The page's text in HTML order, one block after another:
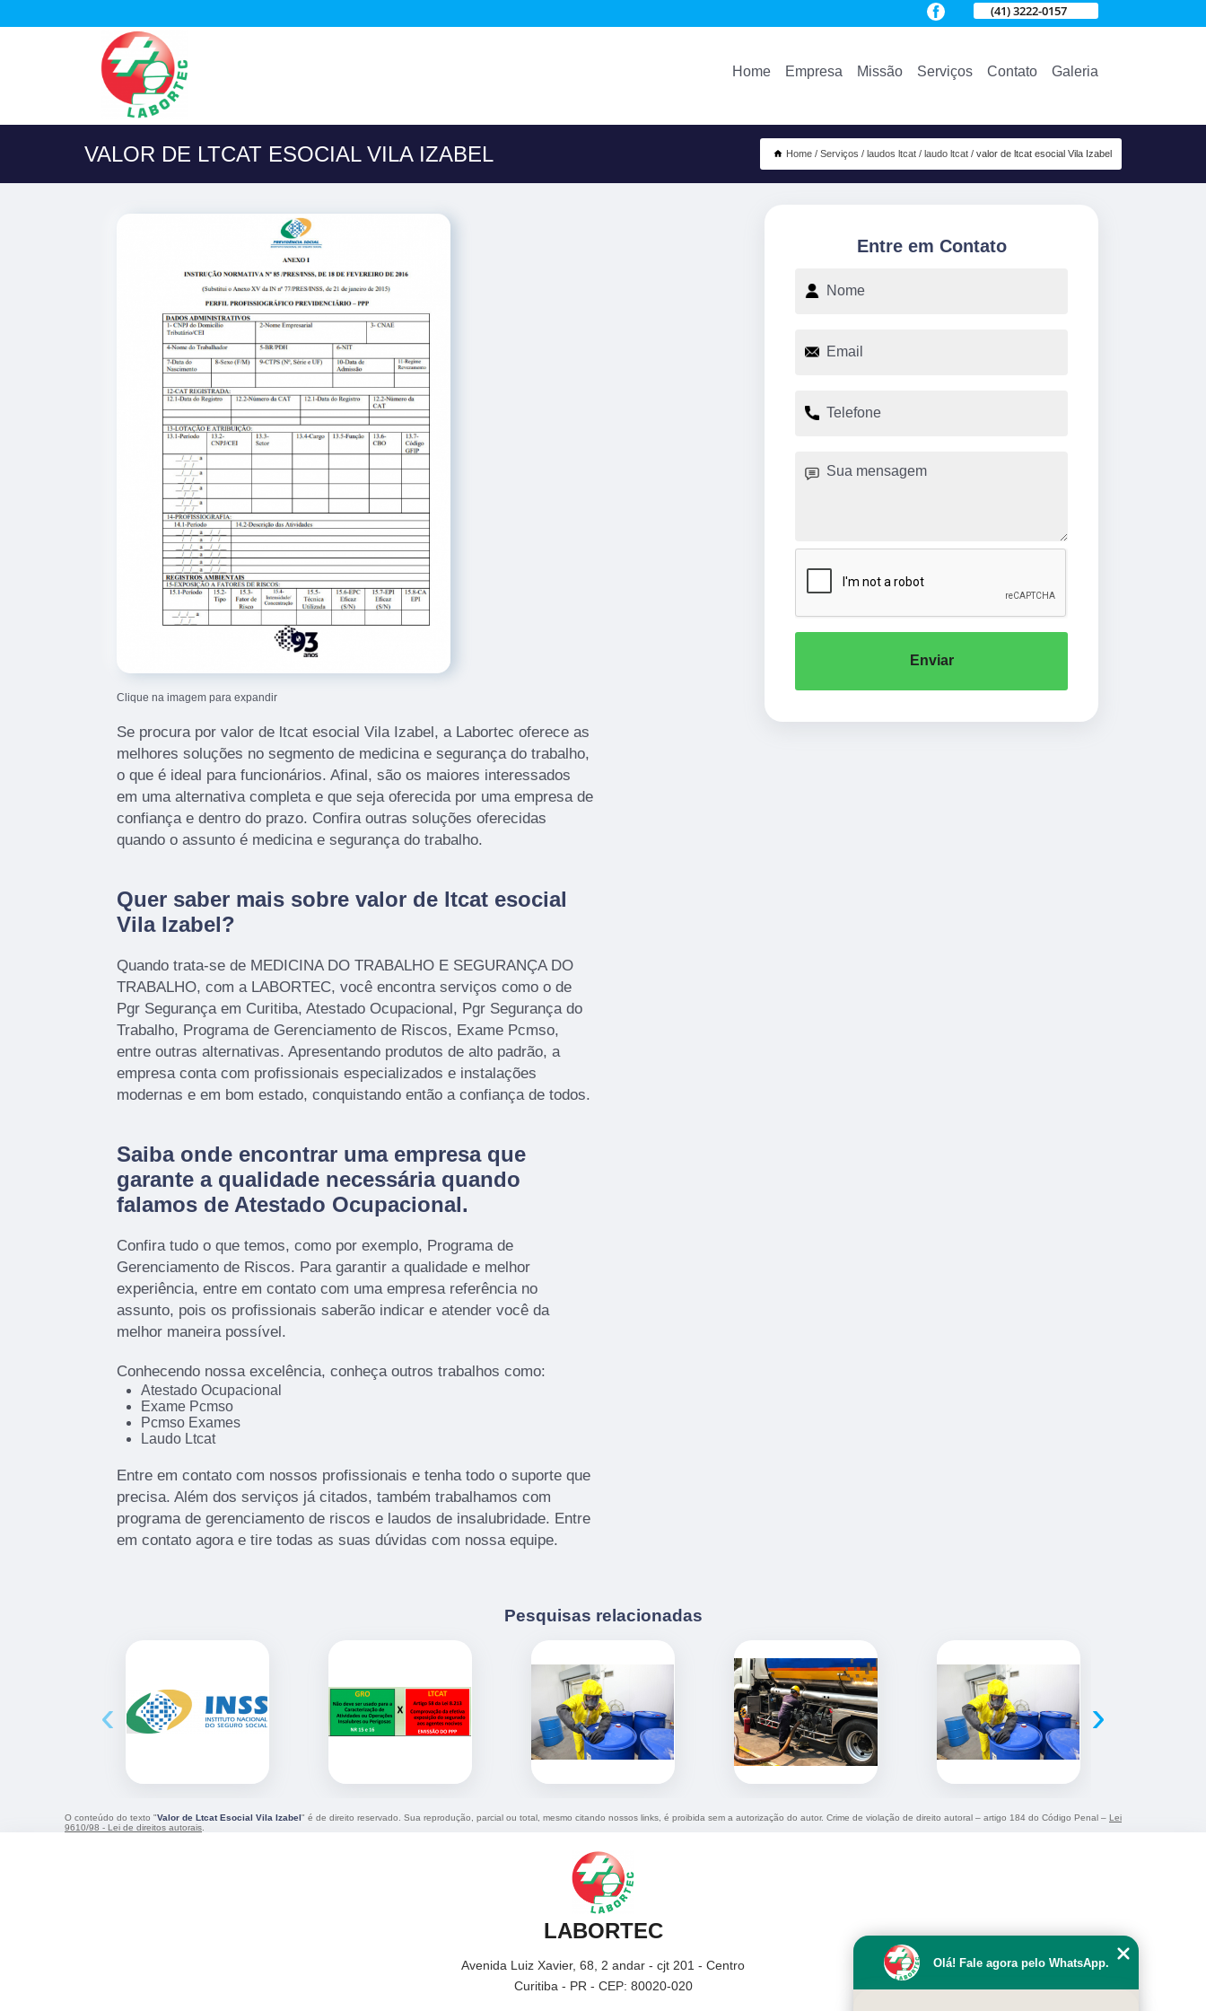
(41) 3222-0157
Home Empresa Missão Serviços Contato Galeria
VALOR DE LTCAT ESOCIAL VILA IZABEL Home Serviços laudos ltcat laudo ltcat valor de ltcat esocial Vila Izabel
Clique na imagem para expandir
Se procura por valor de ltcat esocial Vila Izabel, a Labortec oferece as
melhores soluções no segmento de medicina e segurança do trabalho,
o que é ideal para funcionários. Afinal, são os maiores interessados
em uma alternativa completa e que seja oferecida por uma empresa de
confiança e dentro do prazo. Confira outras soluções oferecidas
quando o assunto é medicina e segurança do trabalho.
Quer saber mais sobre valor de ltcat esocial
Vila Izabel?
Quando trata-se de MEDICINA DO TRABALHO E SEGURANÇA DO
TRABALHO, com a LABORTEC, você encontra serviços como o de
Pgr Segurança em Curitiba, Atestado Ocupacional, Pgr Segurança do
Trabalho, Programa de Gerenciamento de Riscos, Exame Pcmso,
entre outras alternativas. Apresentando produtos de alto padrão, a
empresa conta com profissionais especializados e instalações
modernas e em bom estado, conquistando então a confiança de todos.
Saiba onde encontrar uma empresa que
garante a qualidade necessária quando
falamos de Atestado Ocupacional.
Confira tudo o que temos, como por exemplo, Programa de
Gerenciamento de Riscos. Para garantir a qualidade e melhor
experiência, entre em contato com uma empresa referência no
assunto, pois os profissionais saberão indicar e atender você da
melhor maneira possível.
Conhecendo nossa excelência, conheça outros trabalhos como:
Atestado Ocupacional
Exame Pcmso
Pcmso Exames
Laudo Ltcat
Entre em contato com nossos profissionais e tenha todo o suporte que
precisa. Além dos serviços já citados, também trabalhamos com
programa de gerenciamento de riscos e laudos de insalubridade. Entre
em contato agora e tire todas as suas dúvidas com nossa equipe.
Entre em Contato
Enviar
Pesquisas relacionadas
‹ ›
O conteúdo do texto "Valor de Ltcat Esocial Vila Izabel" é de direito reservado. Sua reprodução, parcial ou total, mesmo citando nossos links, é proibida sem a autorização do autor. Crime de violação de direito autoral – artigo 184 do Código Penal – Lei
9610/98 - Lei de direitos autorais
LABORTEC
Avenida Luiz Xavier, 68, 2 andar - cjt 201 - Centro
Curitiba - PR - CEP: 80020-020
Olá! Fale agora pelo WhatsApp.